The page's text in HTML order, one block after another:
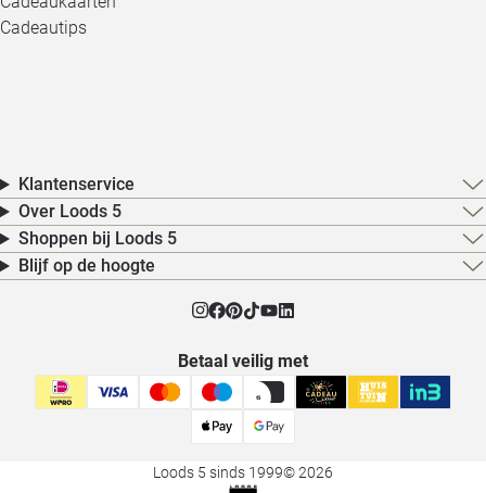
Cadeautips
Klantenservice
Over Loods 5
Shoppen bij Loods 5
Blijf op de hoogte
Betaal veilig met
Loods 5 sinds 1999© 2026